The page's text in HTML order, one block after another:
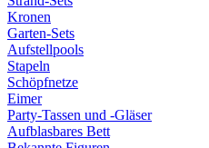
Kronen
Garten-Sets
Aufstellpools
Stapeln
Schöpfnetze
Eimer
Party-Tassen und -Gläser
Aufblasbares Bett